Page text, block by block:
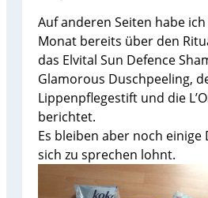
Auf anderen Seiten habe
Monat bereits über den
das Elvital Sun Defence
Glamorous Duschpeeling,
Lippenpflegestift und die
berichtet.
Es bleiben aber noch einige
sich zu sprechen lohnt.